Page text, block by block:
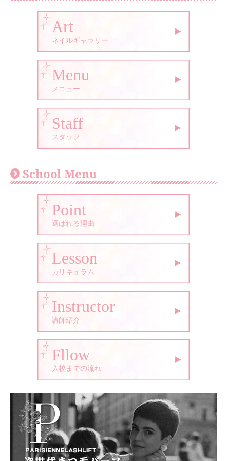
Art
ネイルギャラリー
Menu
メニュー
Staff
スタッフ
School Menu
Point
選ばれる理由
Lesson
カリキュラム
Instructor
講師紹介
Fllow
入校までの流れ